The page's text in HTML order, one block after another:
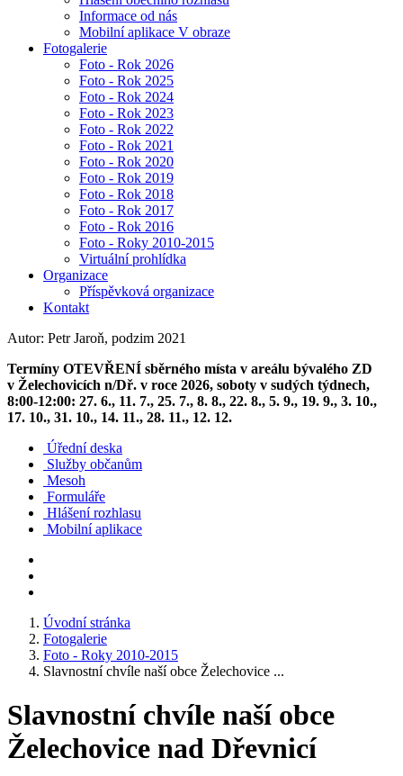
Informace od nás
Mobilní aplikace V obraze
Fotogalerie
Foto - Rok 2026
Foto - Rok 2025
Foto - Rok 2024
Foto - Rok 2023
Foto - Rok 2022
Foto - Rok 2021
Foto - Rok 2020
Foto - Rok 2019
Foto - Rok 2018
Foto - Rok 2017
Foto - Rok 2016
Foto - Roky 2010-2015
Virtuální prohlídka
Organizace
Příspěvková organizace
Kontakt
Autor: Petr Jaroň, podzim 2021
Termíny OTEVŘENÍ sběrného místa v areálu bývalého ZD
v Želechovicích n/Dř. v roce 2026, soboty v sudých týdnech,
8:00-12:00: 27. 6., 11. 7., 25. 7., 8. 8., 22. 8., 5. 9., 19. 9., 3. 10.,
17. 10., 31. 10., 14. 11., 28. 11., 12. 12.
Úřední deska
Služby občanům
Mesoh
Formuláře
Hlášení rozhlasu
Mobilní aplikace
Úvodní stránka
Fotogalerie
Foto - Roky 2010-2015
Slavnostní chvíle naší obce Želechovice ...
Slavnostní chvíle naší obce
Želechovice nad Dřevnicí